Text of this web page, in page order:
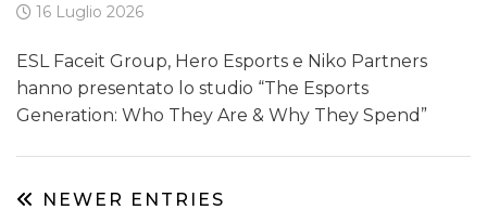
16 Luglio 2026
ESL Faceit Group, Hero Esports e Niko Partners
hanno presentato lo studio “The Esports
Generation: Who They Are & Why They Spend”
NEWER ENTRIES